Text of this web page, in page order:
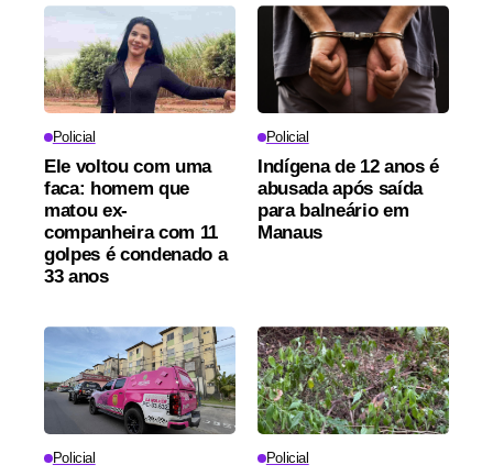
Policial
Ele voltou com uma
faca: homem que
matou ex-
companheira com 11
golpes é condenado a
33 anos
Policial
Indígena de 12 anos é
abusada após saída
para balneário em
Manaus
Policial Policial